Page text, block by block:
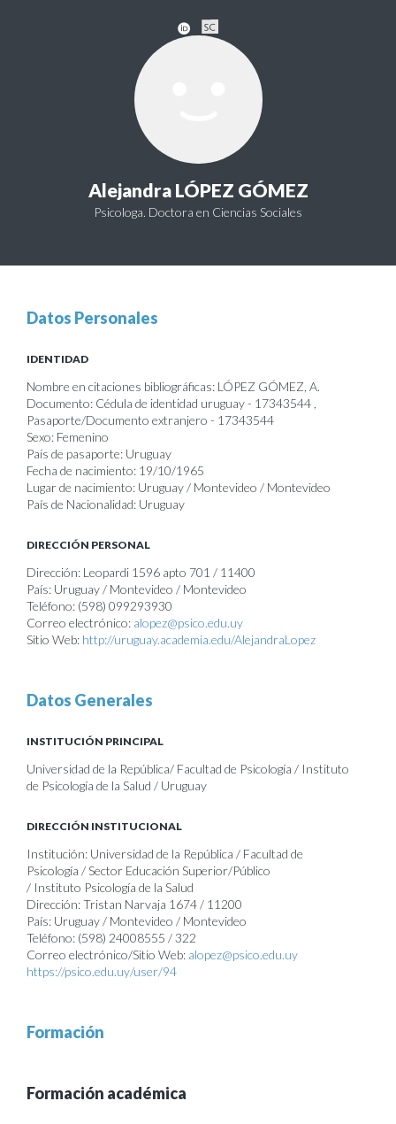
Alejandra LÓPEZ GÓMEZ
Psicologa. Doctora en Ciencias Sociales
Datos Personales
IDENTIDAD
Nombre en citaciones bibliográficas: LÓPEZ GÓMEZ, A.
Documento: Cédula de identidad uruguay - 17343544 ,
Pasaporte/Documento extranjero - 17343544
Sexo: Femenino
País de pasaporte: Uruguay
Fecha de nacimiento: 19/10/1965
Lugar de nacimiento: Uruguay / Montevideo / Montevideo
País de Nacionalidad: Uruguay
DIRECCIÓN PERSONAL
Dirección: Leopardi 1596 apto 701 / 11400
País: Uruguay / Montevideo / Montevideo
Teléfono: (598) 099293930
Correo electrónico: alopez@psico.edu.uy
Sitio Web: http://uruguay.academia.edu/AlejandraLopez
Datos Generales
INSTITUCIÓN PRINCIPAL
Universidad de la República/ Facultad de Psicología / Instituto
de Psicología de la Salud / Uruguay
DIRECCIÓN INSTITUCIONAL
Institución: Universidad de la República / Facultad de
Psicología / Sector Educación Superior/Público
/ Instituto Psicología de la Salud
Dirección: Tristan Narvaja 1674 / 11200
País: Uruguay / Montevideo / Montevideo
Teléfono: (598) 24008555 / 322
Correo electrónico/Sitio Web: alopez@psico.edu.uy
https://psico.edu.uy/user/94
Formación
Formación académica